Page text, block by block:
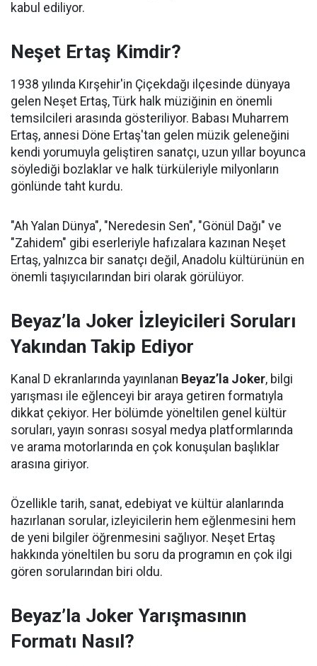
kabul ediliyor.
Neşet Ertaş Kimdir?
1938 yılında Kırşehir'in Çiçekdağı ilçesinde dünyaya
gelen Neşet Ertaş, Türk halk müziğinin en önemli
temsilcileri arasında gösteriliyor. Babası Muharrem
Ertaş, annesi Döne Ertaş'tan gelen müzik geleneğini
kendi yorumuyla geliştiren sanatçı, uzun yıllar boyunca
söylediği bozlaklar ve halk türküleriyle milyonların
gönlünde taht kurdu.
"Ah Yalan Dünya", "Neredesin Sen", "Gönül Dağı" ve
"Zahidem" gibi eserleriyle hafızalara kazınan Neşet
Ertaş, yalnızca bir sanatçı değil, Anadolu kültürünün en
önemli taşıyıcılarından biri olarak görülüyor.
Beyaz’la Joker İzleyicileri Soruları
Yakından Takip Ediyor
Kanal D ekranlarında yayınlanan Beyaz’la Joker, bilgi
yarışması ile eğlenceyi bir araya getiren formatıyla
dikkat çekiyor. Her bölümde yöneltilen genel kültür
soruları, yayın sonrası sosyal medya platformlarında
ve arama motorlarında en çok konuşulan başlıklar
arasına giriyor.
Özellikle tarih, sanat, edebiyat ve kültür alanlarında
hazırlanan sorular, izleyicilerin hem eğlenmesini hem
de yeni bilgiler öğrenmesini sağlıyor. Neşet Ertaş
hakkında yöneltilen bu soru da programın en çok ilgi
gören sorularından biri oldu.
Beyaz’la Joker Yarışmasının
Formatı Nasıl?